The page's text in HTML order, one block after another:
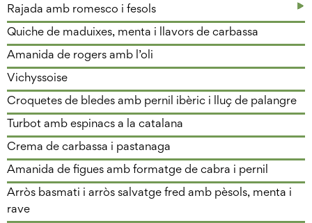
Rajada amb romesco i fesols
Quiche de maduixes, menta i llavors de carbassa
Amanida de rogers amb l’oli
Vichyssoise
Croquetes de bledes amb pernil ibèric i lluç de palangre
Turbot amb espinacs a la catalana
Crema de carbassa i pastanaga
Amanida de figues amb formatge de cabra i pernil
Arròs basmati i arròs salvatge fred amb pèsols, menta i
rave